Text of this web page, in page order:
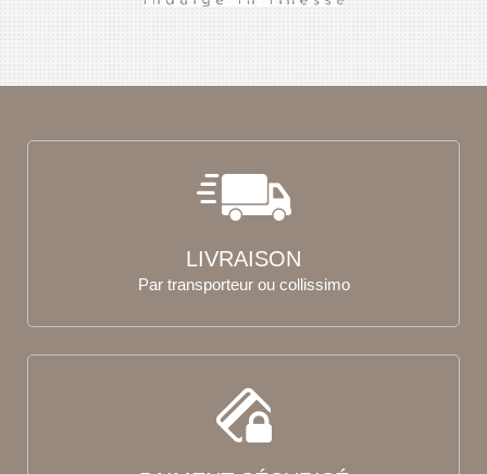
LIVRAISON
Par transporteur ou collissimo